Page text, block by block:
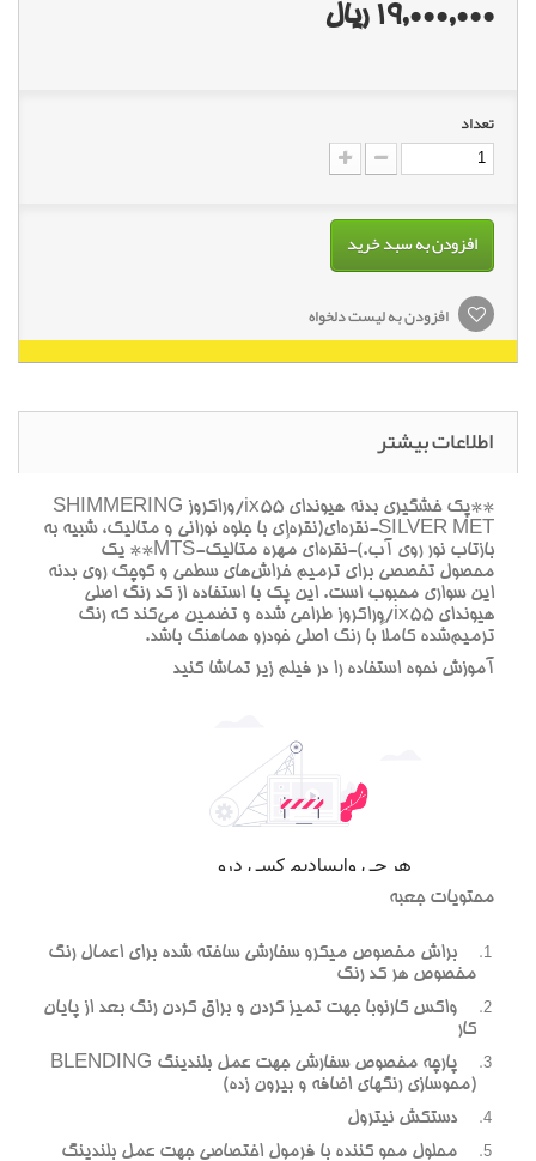
19,000,000 ریال
تعداد
افزودن به سبد خرید
افزودن به لیست دلخواه
اطلاعات بیشتر
**پک خشگيري بدنه هيونداي ix55/وراکروز SHIMMERING
SILVER MET-نقره‌اي(نقره‌اي با جلوه نوراني و متاليک، شبيه به
بازتاب نور روي آب.)-نقره‌اي مُهره متاليک-MTS** يک
محصول تخصصي براي ترميم خراش‌هاي سطحي و کوچک روي بدنه
اين سواري محبوب است. اين پک با استفاده از کد رنگ اصلي
هيونداي ix55/وراکروز طراحي شده و تضمين مي‌کند که رنگ
ترميم‌شده کاملاً با رنگ اصلي خودرو هماهنگ باشد.
آموزش نحوه استفاده را در فيلم زير تماشا کنيد
محتويات جعبه
براش مخصوص ميکرو سفارشي ساخته شده براي اعمال رنگ
مخصوص هر کد رنگ
واکس کارنوبا جهت تميز کردن و براق کردن رنگ بعد از پايان
کار
پارچه مخصوص سفارشي جهت عمل بلندينگ BLENDING
(محوسازي رنگهاي اضافه و بيرون زده)
دستکش نيترول
محلول محو کننده با فرمول اختصاصي جهت عمل بلندينگ